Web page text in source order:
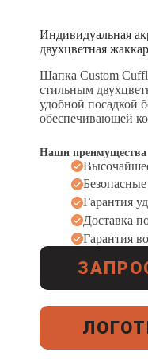
Индивидуальная
двухцветная
Шапка Custom
стильным
удобной посадкой
обеспечивающей
Наши преимущества
Гарантия
Доставка
Гарантия